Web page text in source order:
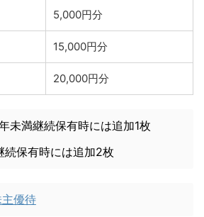
5,000円分
15,000円分
20,000円分
未満継続保有時には追加1枚
続保有時には追加2枚
優待